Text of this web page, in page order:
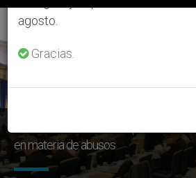
ÚLTIMAS NOTICIAS
Estados Unidos: Los obispos toman
en materia de abusos
agosto.
Gracias.